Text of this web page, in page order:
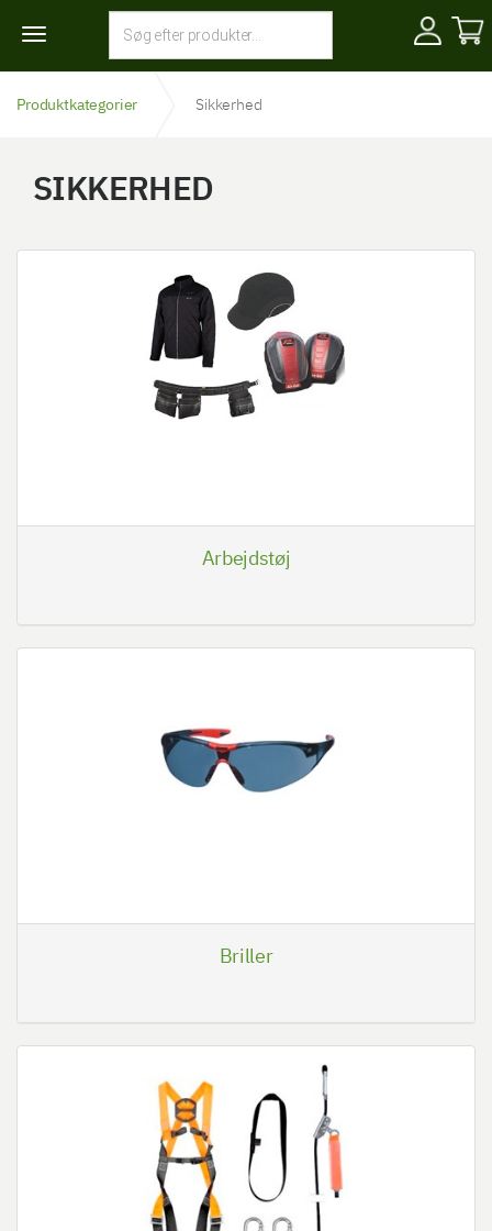
Toggle
navigation
Produktkategorier Sikkerhed
SIKKERHED
Arbejdstøj
Briller